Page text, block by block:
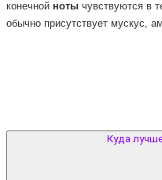
конечной ноты чувствуются в
обычно присутствует мускус,
Куда